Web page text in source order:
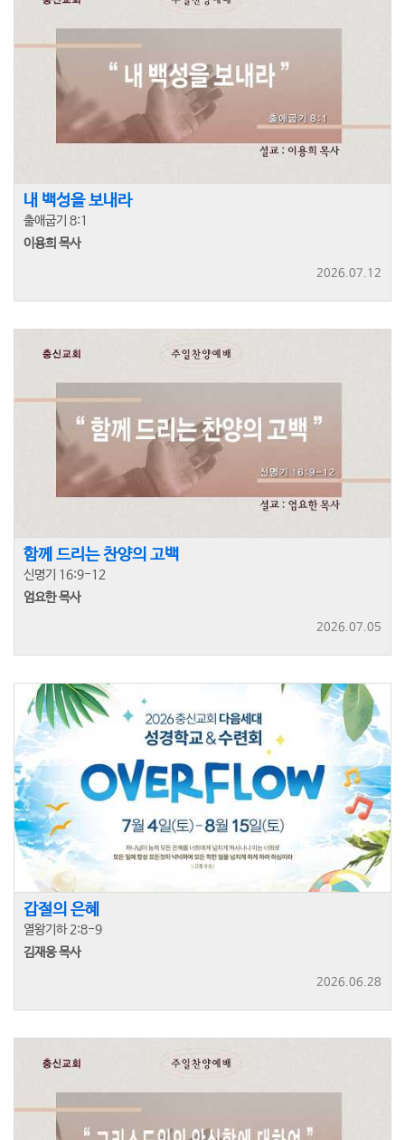
내 백성을 보내라
출애굽기 8:1
이용희 목사
2026.07.12
함께 드리는 찬양의 고백
신명기 16:9-12
엄요한 목사
2026.07.05
갑절의 은혜
열왕기하 2:8-9
김재웅 목사
2026.06.28